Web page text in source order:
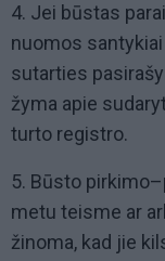
4. Jei būstas
nuomos
sutarties
žyma apie
turto registro.
5. Būsto
metu teisme ar
žinoma, kad jie